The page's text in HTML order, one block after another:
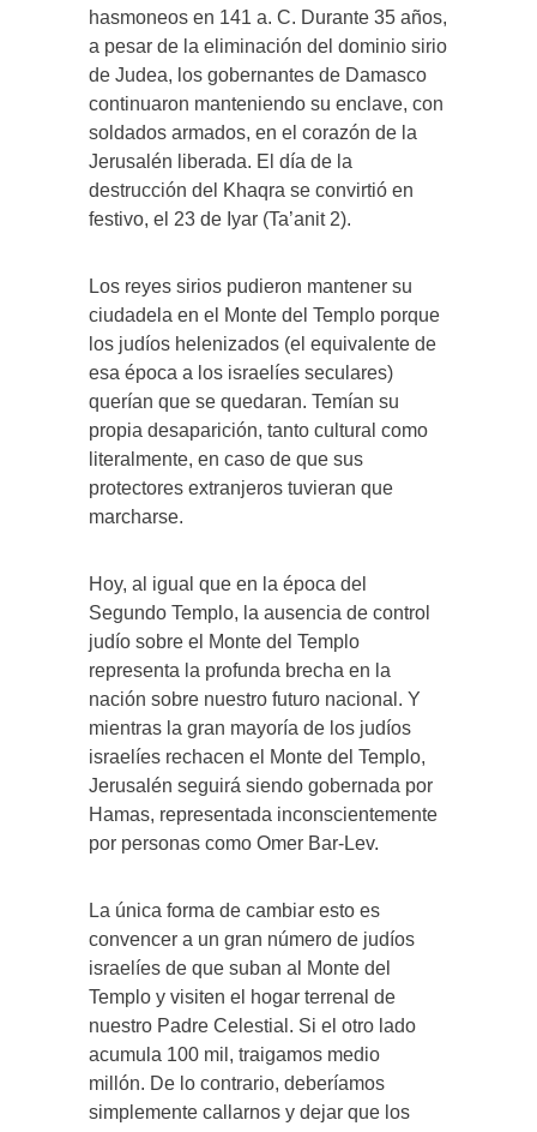
hasmoneos en 141 a. C. Durante 35 años,
a pesar de la eliminación del dominio sirio
de Judea, los gobernantes de Damasco
continuaron manteniendo su enclave, con
soldados armados, en el corazón de la
Jerusalén liberada. El día de la
destrucción del Khaqra se convirtió en
festivo, el 23 de Iyar (Ta’anit 2).
Los reyes sirios pudieron mantener su
ciudadela en el Monte del Templo porque
los judíos helenizados (el equivalente de
esa época a los israelíes seculares)
querían que se quedaran. Temían su
propia desaparición, tanto cultural como
literalmente, en caso de que sus
protectores extranjeros tuvieran que
marcharse.
Hoy, al igual que en la época del
Segundo Templo, la ausencia de control
judío sobre el Monte del Templo
representa la profunda brecha en la
nación sobre nuestro futuro nacional. Y
mientras la gran mayoría de los judíos
israelíes rechacen el Monte del Templo,
Jerusalén seguirá siendo gobernada por
Hamas, representada inconscientemente
por personas como Omer Bar-Lev.
La única forma de cambiar esto es
convencer a un gran número de judíos
israelíes de que suban al Monte del
Templo y visiten el hogar terrenal de
nuestro Padre Celestial. Si el otro lado
acumula 100 mil, traigamos medio
millón. De lo contrario, deberíamos
simplemente callarnos y dejar que los